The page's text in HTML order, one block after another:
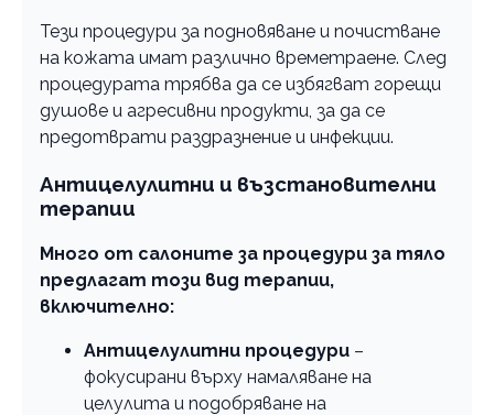
Тези процедури за подновяване и почистване
на кожата имат различно времетраене. След
процедурата трябва да се избягват горещи
душове и агресивни продукти, за да се
предотврати раздразнение и инфекции.
Антицелулитни и възстановителни
терапии
Много от салоните за процедури за тяло
предлагат този вид терапии,
включително:
Антицелулитни процедури –
фокусирани върху намаляване на
целулита и подобряване на